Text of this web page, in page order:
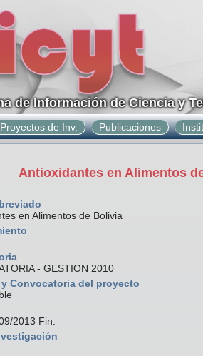
de Información de Ciencia y
Proyectos de Inv. Publicaciones
Antioxidantes en Alimentos
en Alimentos de Bolivia
- GESTION 2010
Convocatoria del proyecto
2013 Fin: